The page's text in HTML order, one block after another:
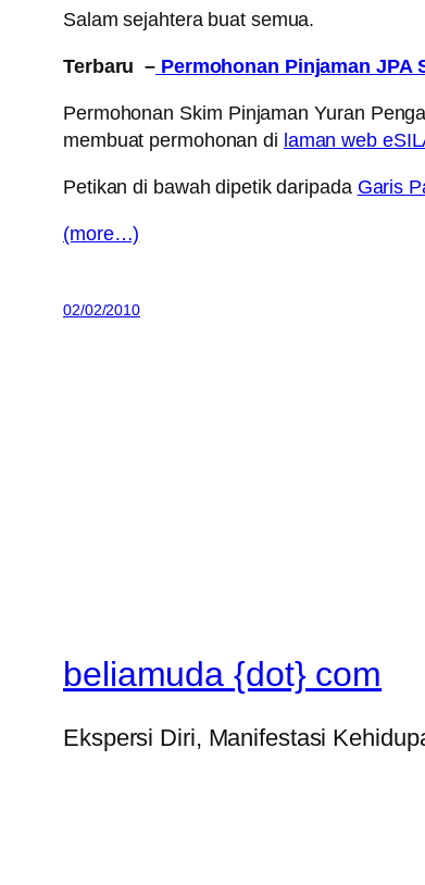
Salam sejahtera buat semua.
Terbaru – Permohonan Pinjaman JPA
Permohonan Skim Pinjaman Yuran
membuat permohonan di laman web
Petikan di bawah dipetik daripada Garis
(more…)
02/02/2010
beliamuda {dot} com
Ekspersi Diri, Manifestasi